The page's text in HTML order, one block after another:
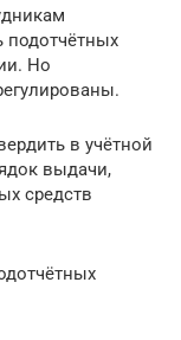
подотчётных
Но
в учётной
выдачи,
средств